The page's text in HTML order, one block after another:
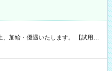
・優遇いたします。 【試用期